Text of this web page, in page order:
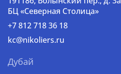
БЦ «Северная Столица»
+7 812 718 36 18
kc@nikoliers.ru
Дубай